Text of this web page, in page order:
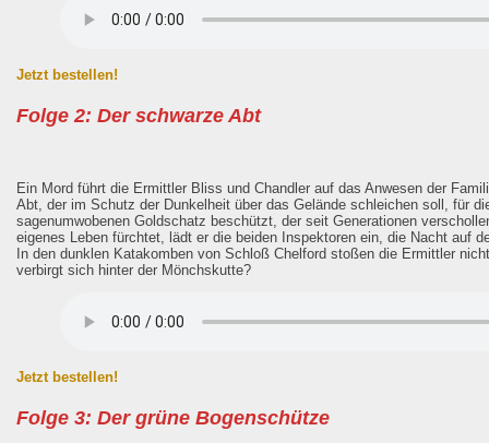
Jetzt bestellen!
Folge 2: Der schwarze Abt
Ein Mord führt die Ermittler Bliss und Chandler auf das Anwesen der
Abt, der im Schutz der Dunkelheit über das Gelände schleichen soll, für
sagenumwobenen Goldschatz beschützt, der seit Generationen
eigenes Leben fürchtet, lädt er die beiden Inspektoren ein, die Nacht auf
In den dunklen Katakomben von Schloß Chelford stoßen die Ermittler
verbirgt sich hinter der Mönchskutte?
Jetzt bestellen!
Folge 3: Der grüne Bogenschütze